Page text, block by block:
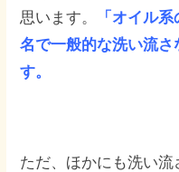
思います。
「オイル
名で一般的な洗い流
す。
ただ、ほかにも洗い